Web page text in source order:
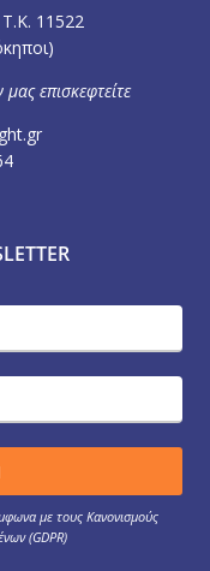
11522
επισκεφτείτε
με τους Κανονισμούς
(GDPR)